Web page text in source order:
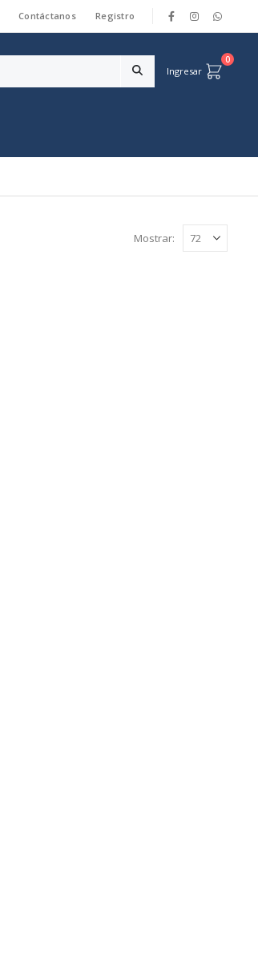
Contáctanos Registro
Ingresar
0
Mostrar: